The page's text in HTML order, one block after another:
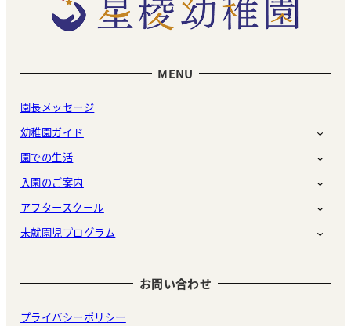
MENU
園長メッセージ
幼稚園ガイド
園での生活
入園のご案内
アフタースクール
未就園児プログラム
お問い合わせ
プライバシーポリシー